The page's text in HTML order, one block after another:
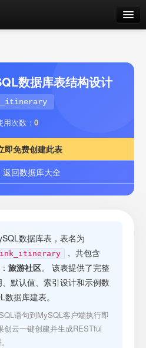
数据库表结构设计
用次数： 0
即免费创建此表
回数据库大全
数据库表，表名为
， 共包含
旅游社区。 该表提供了完整
默认值、索引设计和示例数
据库建表。
语句到MySQL客户端执行即
创云一键创建并生成RESTful